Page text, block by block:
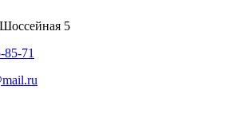
Шоссейная 5
85-71